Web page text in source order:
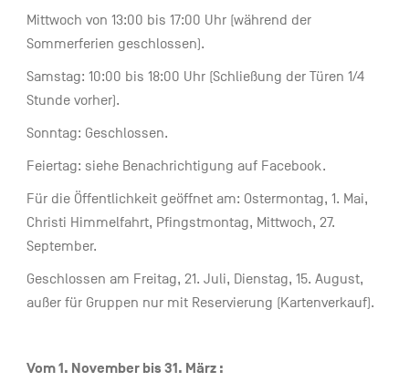
Mittwoch von 13:00 bis 17:00 Uhr (während der
Sommerferien geschlossen).
Samstag: 10:00 bis 18:00 Uhr (Schließung der Türen 1/4
Stunde vorher).
Sonntag: Geschlossen.
Feiertag: siehe Benachrichtigung auf Facebook.
Für die Öffentlichkeit geöffnet am: Ostermontag, 1. Mai,
Christi Himmelfahrt, Pfingstmontag, Mittwoch, 27.
September.
Geschlossen am Freitag, 21. Juli, Dienstag, 15. August,
außer für Gruppen nur mit Reservierung (Kartenverkauf).
Vom 1. November bis 31. März :